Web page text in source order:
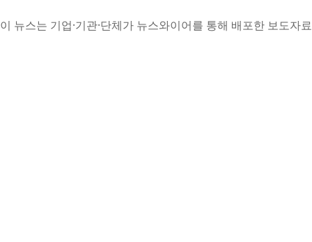
이 뉴스는 기업·기관·단체가 뉴스와이어를 통해 배포한 보도자